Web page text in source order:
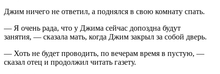
Джим ничего не ответил, а поднялся в свою комнату спать.
— Я очень рада, что у Джима сейчас допоздна будут
занятия, — сказала мать, когда Джим закрыл за собой дверь.
— Хоть не будет проводить, по вечерам время в пустую, —
сказал отец и продолжил читать газету.